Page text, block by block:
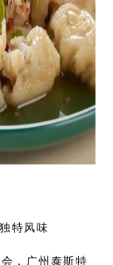
特风味
，广州泰斯特